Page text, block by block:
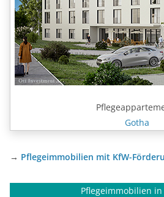
Gotha
→ Pflegeimmobilien mit KfW-
Pflegeimmobilien in